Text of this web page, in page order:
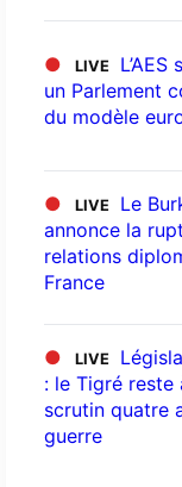
● LIVE
un Parlement
du modèle
● LIVE
Le
annonce la
relations
France
● LIVE
: le Tigré reste
scrutin quatre
guerre